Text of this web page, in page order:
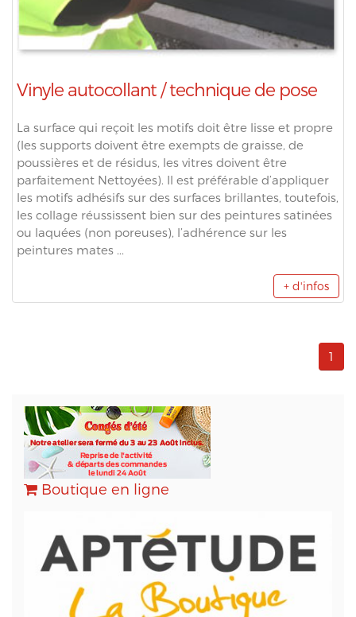
Vinyle autocollant / technique de pose
La surface qui reçoit les motifs doit être lisse et propre
(les supports doivent être exempts de graisse, de
poussières et de résidus, les vitres doivent être
parfaitement Nettoyées). Il est préférable d’appliquer
les motifs adhésifs sur des surfaces brillantes, toutefois,
les collage réussissent bien sur des peintures satinées
ou laquées (non poreuses), l’adhérence sur les
peintures mates ...
+ d'infos
1
Boutique en ligne